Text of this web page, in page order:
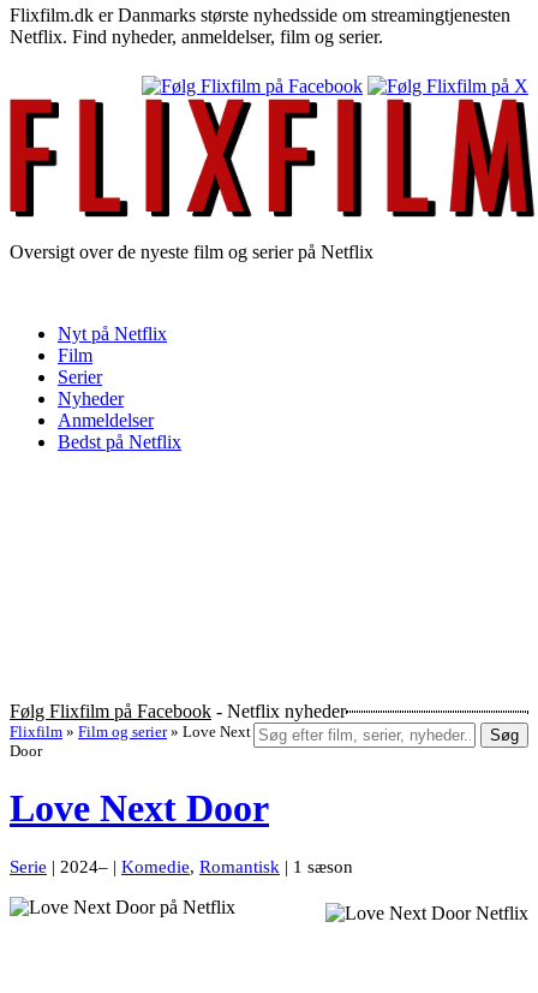
Flixfilm.dk er Danmarks største nyhedsside om streamingtjenesten
Netflix. Find nyheder, anmeldelser, film og serier.
Oversigt over de nyeste film og serier på Netflix
Nyt på Netflix
Film
Serier
Nyheder
Anmeldelser
Bedst på Netflix
Følg Flixfilm på Facebook - Netflix nyheder
Søg
Flixfilm » Film og serier » Love Next
Door
Love Next Door
Serie | 2024– | Komedie, Romantisk | 1 sæson